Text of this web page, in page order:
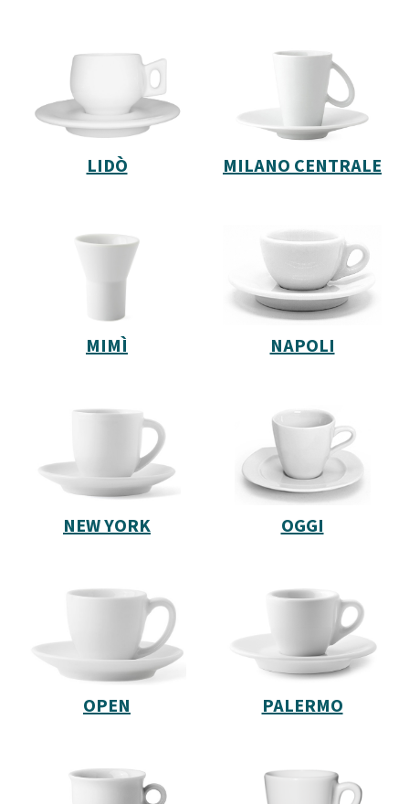
LIDÒ MILANO CENTRALE
MIMÌ NAPOLI
NEW YORK OGGI
OPEN PALERMO